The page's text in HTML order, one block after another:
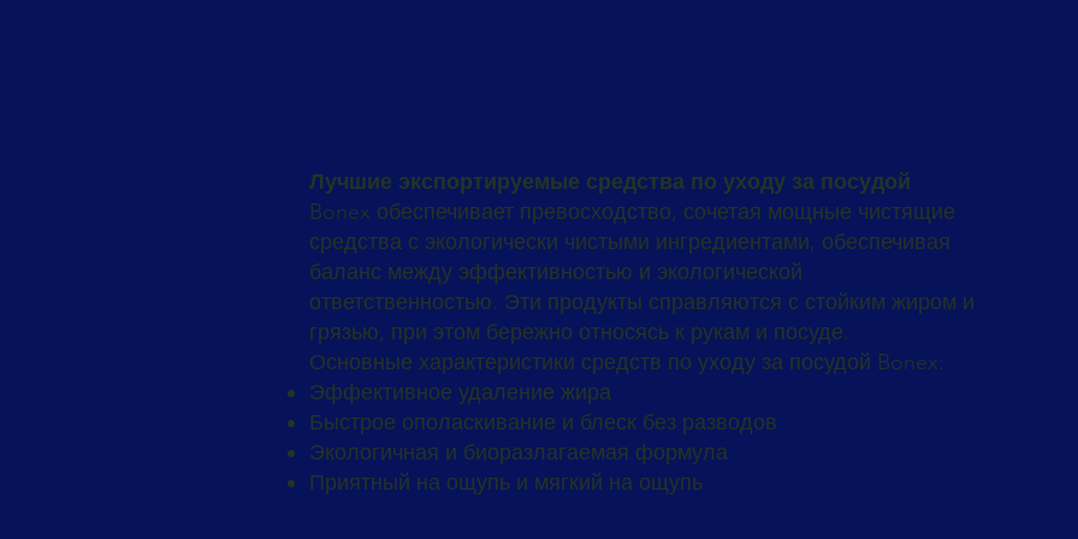
Лучшие экспортируемые средства по уходу за посудой
Bonex обеспечивает превосходство, сочетая мощные чистящие
средства с экологически чистыми ингредиентами, обеспечивая
баланс между эффективностью и экологической
ответственностью. Эти продукты справляются с стойким жиром и
грязью, при этом бережно относясь к рукам и посуде.
Основные характеристики средств по уходу за посудой Bonex:
Эффективное удаление жира
Быстрое ополаскивание и блеск без разводов
Экологичная и биоразлагаемая формула
Приятный на ощупь и мягкий на ощупь